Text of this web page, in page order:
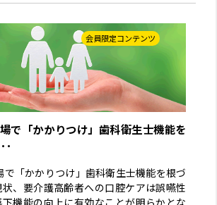
会員限定コンテンツ
で「かかりつけ」歯科衛生士機能を
･
で「かかりつけ」歯科衛生士機能を根づ
、要介護高齢者への口腔ケアは誤嚥性
機能の向上に有効なことが明らかとな